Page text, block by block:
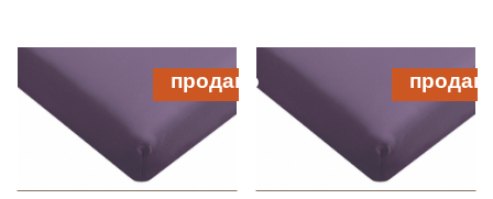
продано